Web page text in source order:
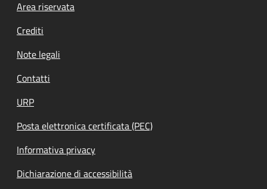
Footer menu
Area riservata
Crediti
Note legali
Contatti
URP
Posta elettronica certificata (PEC)
Informativa privacy
Dichiarazione di accessibilità